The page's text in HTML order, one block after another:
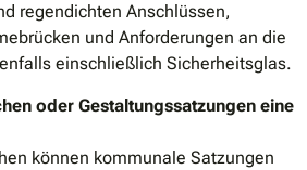
regendichten Anschlüssen,
und Anforderungen an die
einschließlich Sicherheitsglas.
oder Gestaltungssatzungen eine
können kommunale Satzungen